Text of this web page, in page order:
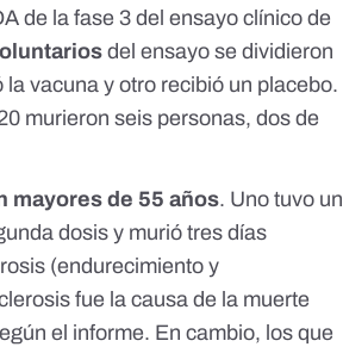
de la fase 3 del ensayo clínico de
del ensayo se dividieron
vacuna y otro recibió un placebo.
murieron seis personas, dos de
mayores de 55 años. Uno tuvo un
dosis y murió tres días
(endurecimiento y
fue la causa de la muerte
el informe. En cambio, los que